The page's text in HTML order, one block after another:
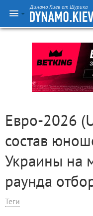
Динамо Киев от Шурика
Евро-2026
состав
Украины на
раунда
Теги